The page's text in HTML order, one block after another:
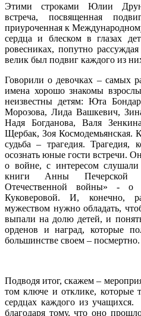
Этими строками Юлии
встреча, посвященная
приуроченная к
сердца и блеском в глазах
ровесниках, попутно
велик был подвиг каждого из
Говорили о девочках – самых
имена хорошо знакомы
неизвестны детям: Юта
Морозова, Лида Вашкевич,
Надя Богданова, Валя
Щербак, Зоя Космодемьянская.
судьба – трагедия. Трагедия,
осознать юные гости встречи.
о войне, с интересом
книги Анны Печерской
Отечественной войны» -
Куковеровой. И, конечно,
мужеством нужно обладать,
выпали на долю детей, и
орденов и наград, которые
большинстве своем – посмертно.
Подводя итог, скажем –
том ключе и отклике, которые
сердцах каждого из
благодаря тому, что оно